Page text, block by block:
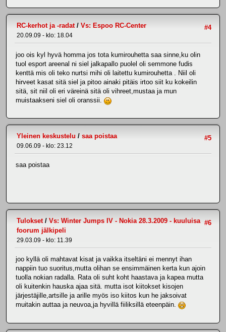
#4
RC-kerhot ja -radat/ Vs: Espoo RC-Center
20.09.09 - klo: 18.04
joo ois kyl hyvä homma jos tota kumirouhetta saa sinne,ku olin
tuol esport areenal ni siel jalkapallo puolel oli semmone fudis
kenttä mis oli teko nurtsi mihi oli laitettu kumirouhetta . Niil oli
hirveet kasat sitä siel ja pitoo ainaki pitäis irtoo siit ku kokeilin
sitä, sit niil oli eri väreinä sitä oli vihreet,mustaa ja mun
muistaakseni siel oli oranssii.
#5
Yleinen keskustelu / saa poistaa
09.06.09 - klo: 23.12
saa poistaa
#6
Tulokset/ Vs: Winter Jumps IV - Nokia 28.3.2009 - kuuluisa
foorum jälkipeli
29.03.09 - klo: 11.39
joo kyllä oli mahtavat kisat ja vaikka itseltäni ei mennyt ihan
nappiin tuo suoritus,mutta olihan se ensimmäinen kerta kun ajoin
tuolla nokian radalla. Rata oli suht koht haastava ja kapea mutta
oli kuitenkin hauska ajaa sitä. mutta isot kiitokset kisojen
järjestäjille,artsille ja arille myös iso kiitos kun he jaksoivat
muitakin auttaa ja neuvoa,ja hyvillä fiiliksillä eteenpäin.